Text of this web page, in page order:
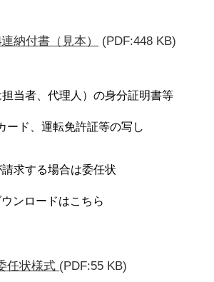
納付書（見本） (PDF:448 KB)
当者、代理人）の身分証明書等
ド、運転免許証等の写し
求する場合は委任状
ンロードはこちら
任状様式 (PDF:55 KB)